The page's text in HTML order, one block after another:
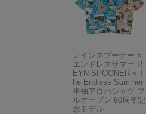
レインスプーナー ×
エンドレスサマー R
EYN SPOONER × T
he Endless Summer
半袖アロハシャツ フ
ルオープン 60周年記
念モデル